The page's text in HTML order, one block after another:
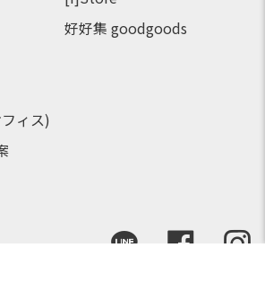
ィス)
好好集 goodgoods